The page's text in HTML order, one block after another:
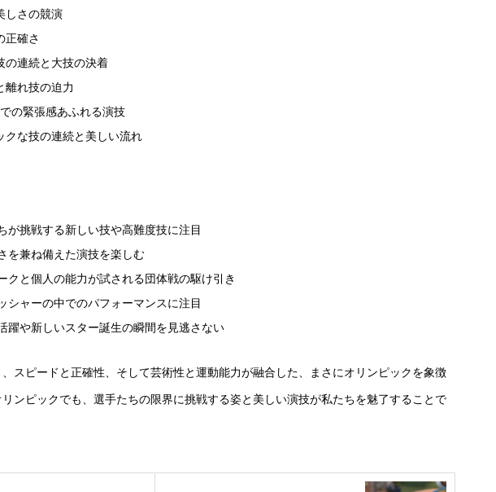
しさの競演
正確さ
の連続と大技の決着
離れ技の迫力
の緊張感あふれる演技
クな技の連続と美しい流れ
が挑戦する新しい技や高難度技に注目
を兼ね備えた演技を楽しむ
クと個人の能力が試される団体戦の駆け引き
シャーの中でのパフォーマンスに注目
躍や新しいスター誕生の瞬間を見逃さない
スピードと正確性、そして芸術性と運動能力が融合した、まさにオリンピックを象徴
ンピックでも、選手たちの限界に挑戦する姿と美しい演技が私たちを魅了することで